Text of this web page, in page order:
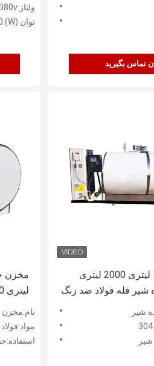
ولتاژ:220v/380v
توان (W):3500
تماس بگیرید
لیتری 2000 لیتری استیل ضد زنگ
نام:مخزن
چیلر خام 1000 لیتری 2000 لیتری
شیر فله فولاد ضد زنگ
شیر